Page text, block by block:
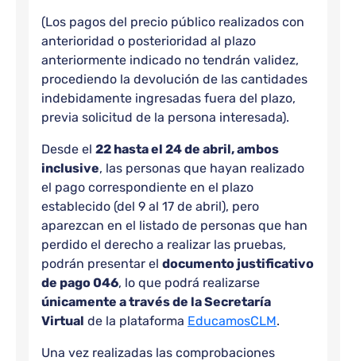
(Los pagos del precio público realizados con
anterioridad o posterioridad al plazo
anteriormente indicado no tendrán validez,
procediendo la devolución de las cantidades
indebidamente ingresadas fuera del plazo,
previa solicitud de la persona interesada).
Desde el 22 hasta el 24 de abril, ambos
inclusive, las personas que hayan realizado
el pago correspondiente en el plazo
establecido (del 9 al 17 de abril), pero
aparezcan en el listado de personas que han
perdido el derecho a realizar las pruebas,
podrán presentar el documento justificativo
de pago 046, lo que podrá realizarse
únicamente a través de la Secretaría
Virtual de la plataforma EducamosCLM.
Una vez realizadas las comprobaciones